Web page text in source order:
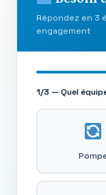
Répondez en 3
engagement
1/3 — Quel